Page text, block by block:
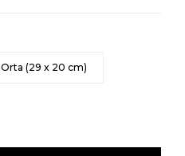
Orta (29 x 20 cm)